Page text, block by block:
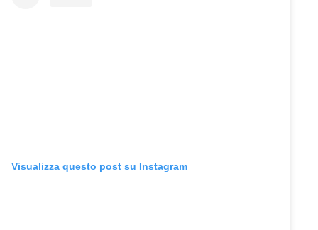
Visualizza questo post su Instagram